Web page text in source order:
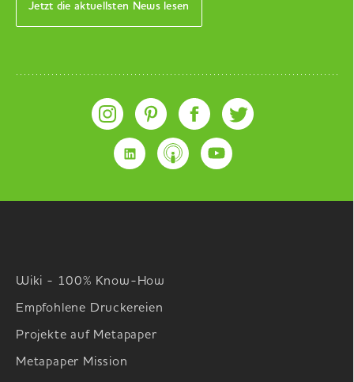
Jetzt die aktuellsten News lesen
Wiki - 100% Know-How
Empfohlene Druckereien
Projekte auf Metapaper
Metapaper Mission